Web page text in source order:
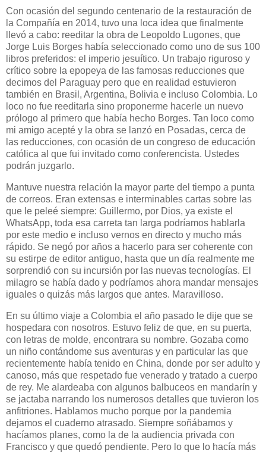
Con ocasión del segundo centenario de la restauración de
la Compañía en 2014, tuvo una loca idea que finalmente
llevó a cabo: reeditar la obra de Leopoldo Lugones, que
Jorge Luis Borges había seleccionado como uno de sus 100
libros preferidos: el imperio jesuítico. Un trabajo riguroso y
crítico sobre la epopeya de las famosas reducciones que
decimos del Paraguay pero que en realidad estuvieron
también en Brasil, Argentina, Bolivia e incluso Colombia. Lo
loco no fue reeditarla sino proponerme hacerle un nuevo
prólogo al primero que había hecho Borges. Tan loco como
mi amigo acepté y la obra se lanzó en Posadas, cerca de
las reducciones, con ocasión de un congreso de educación
católica al que fui invitado como conferencista. Ustedes
podrán juzgarlo.
Mantuve nuestra relación la mayor parte del tiempo a punta
de correos. Eran extensas e interminables cartas sobre las
que le peleé siempre: Guillermo, por Dios, ya existe el
WhatsApp, toda esa carreta tan larga podríamos hablarla
por este medio e incluso vernos en directo y mucho más
rápido. Se negó por años a hacerlo para ser coherente con
su estirpe de editor antiguo, hasta que un día realmente me
sorprendió con su incursión por las nuevas tecnologías. El
milagro se había dado y podríamos ahora mandar mensajes
iguales o quizás más largos que antes. Maravilloso.
En su último viaje a Colombia el año pasado le dije que se
hospedara con nosotros. Estuvo feliz de que, en su puerta,
con letras de molde, encontrara su nombre. Gozaba como
un niño contándome sus aventuras y en particular las que
recientemente había tenido en China, donde por ser adulto y
canoso, más que respetado fue venerado y tratado a cuerpo
de rey. Me alardeaba con algunos balbuceos en mandarín y
se jactaba narrando los numerosos detalles que tuvieron los
anfitriones. Hablamos mucho porque por la pandemia
dejamos el cuaderno atrasado. Siempre soñábamos y
hacíamos planes, como la de la audiencia privada con
Francisco y que quedó pendiente. Pero lo que lo hacía más